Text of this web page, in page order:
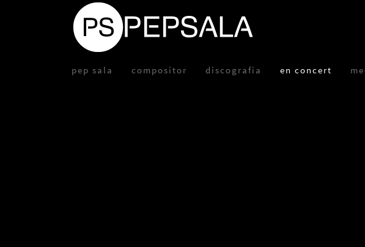
pep sala compositor discografia en concert